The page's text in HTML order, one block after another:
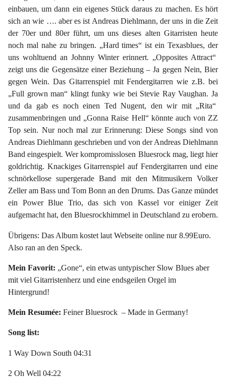
einbauen, um dann ein eigenes Stück daraus zu machen. Es hört
sich an wie …. aber es ist Andreas Diehlmann, der uns in die Zeit
der 70er und 80er führt, um uns dieses alten Gitarristen heute
noch mal nahe zu bringen. „Hard times“ ist ein Texasblues, der
uns wohltuend an Johnny Winter erinnert. „Opposites Attract“
zeigt uns die Gegensätze einer Beziehung – Ja gegen Nein, Bier
gegen Wein. Das Gitarrenspiel mit Fendergitarren wie z.B. bei
„Full grown man“ klingt funky wie bei Stevie Ray Vaughan. Ja
und da gab es noch einen Ted Nugent, den wir mit „Rita“
zusammenbringen und „Gonna Raise Hell“ könnte auch von ZZ
Top sein. Nur noch mal zur Erinnerung: Diese Songs sind von
Andreas Diehlmann geschrieben und von der Andreas Diehlmann
Band eingespielt. Wer kompromisslosen Bluesrock mag, liegt hier
goldrichtig. Knackiges Gitarrenspiel auf Fendergitarren und eine
schnörkellose supergerade Band mit den Mitmusikern Volker
Zeller am Bass und Tom Bonn an den Drums. Das Ganze mündet
ein Power Blue Trio, das sich von Kassel vor einiger Zeit
aufgemacht hat, den Bluesrockhimmel in Deutschland zu erobern.
Übrigens: Das Album kostet laut Webseite online nur 8.99Euro.
Also ran an den Speck.
Mein Favorit: „Gone“, ein etwas untypischer Slow Blues aber
mit viel Gitarristenherz und eine endsgeilen Orgel im
Hintergrund!
Mein Resumée: Feiner Bluesrock – Made in Germany!
Song list:
1 Way Down South 04:31
2 Oh Well 04:22